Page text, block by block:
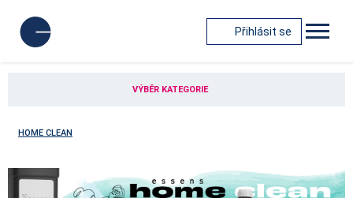
Přihlásit se
VÝBĚR KATEGORIE
HOME CLEAN